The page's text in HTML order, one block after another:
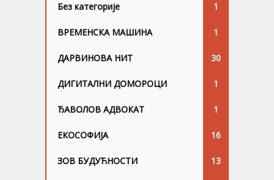
Без категорије 1
ВРЕМЕНСКА МАШИНА 1
ДАРВИНОВА НИТ 30
ДИГИТАЛНИ ДОМОРОЦИ 1
ЂАВОЛОВ АДВОКАТ 1
ЕКОСОФИЈА 16
ЗОВ БУДУЋНОСТИ 13